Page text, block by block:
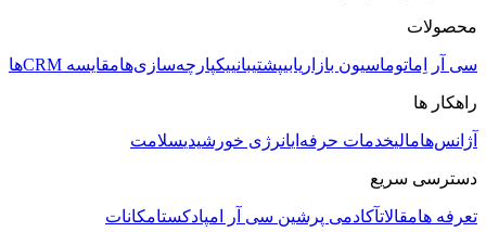
محصولات
سی آر اِماتوماسیون بازاریابیپشتیبانییکپارچه‌سازی‌هامقایسه CRMها
راهکار ها
آژانس‌هامالیخدمات حرفه‌ایانرژی خورشیدیسلامت
دسترسی سریع
تعرفه هامقالاتآکادمی پرشین سی آر امپادکستامکانات